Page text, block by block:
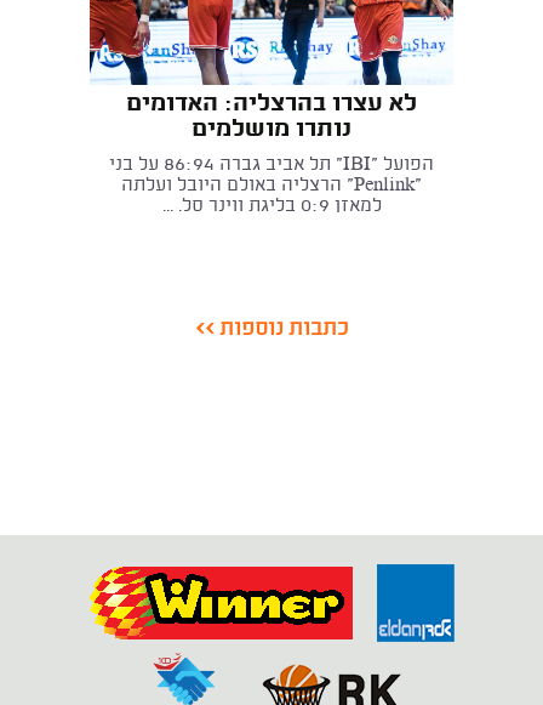
לא עצרו בהרצליה: האדומים
נותרו מושלמים
הפועל "IBI" תל אביב גברה 86:94 על בני
"Penlink" הרצליה באולם היובל ועלתה
למאזן 0:9 בליגת ווינר סל. ...
כתבות נוספות >>